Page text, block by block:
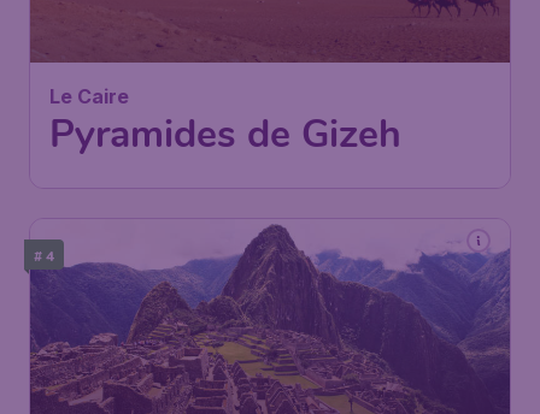
Le Caire
Pyramides de Gizeh
# 4